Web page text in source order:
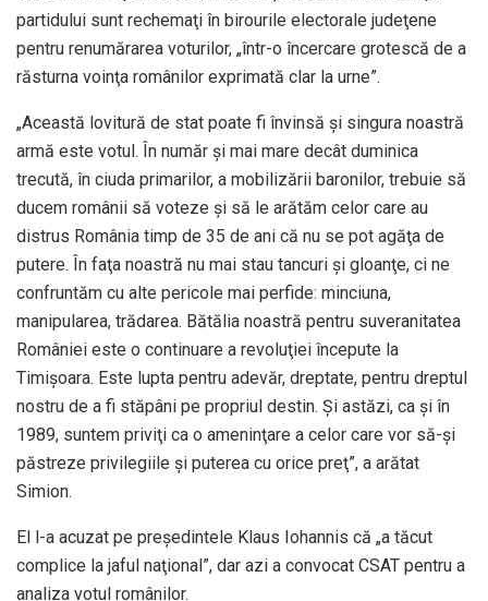
partidului sunt rechemaţi în birourile electorale judeţene
pentru renumărarea voturilor, „într-o încercare grotescă de a
răsturna voinţa românilor exprimată clar la urne”.
„Această lovitură de stat poate fi învinsă şi singura noastră
armă este votul. În număr şi mai mare decât duminica
trecută, în ciuda primarilor, a mobilizării baronilor, trebuie să
ducem românii să voteze şi să le arătăm celor care au
distrus România timp de 35 de ani că nu se pot agăţa de
putere. În faţa noastră nu mai stau tancuri şi gloanţe, ci ne
confruntăm cu alte pericole mai perfide: minciuna,
manipularea, trădarea. Bătălia noastră pentru suveranitatea
României este o continuare a revoluţiei începute la
Timişoara. Este lupta pentru adevăr, dreptate, pentru dreptul
nostru de a fi stăpâni pe propriul destin. Şi astăzi, ca şi în
1989, suntem priviţi ca o ameninţare a celor care vor să-şi
păstreze privilegiile şi puterea cu orice preţ”, a arătat
Simion.
El l-a acuzat pe preşedintele Klaus Iohannis că „a tăcut
complice la jaful naţional”, dar azi a convocat CSAT pentru a
analiza votul românilor.